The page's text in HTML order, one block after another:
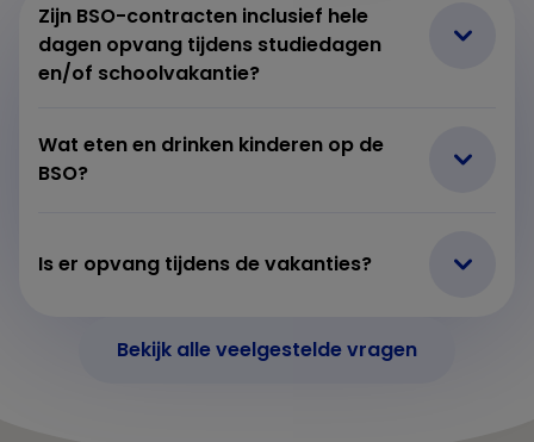
Zijn BSO-contracten inclusief hele
dagen opvang tijdens studiedagen
en/of schoolvakantie?
Wat eten en drinken kinderen op de
BSO?
Is er opvang tijdens de vakanties?
Bekijk alle veelgestelde vragen